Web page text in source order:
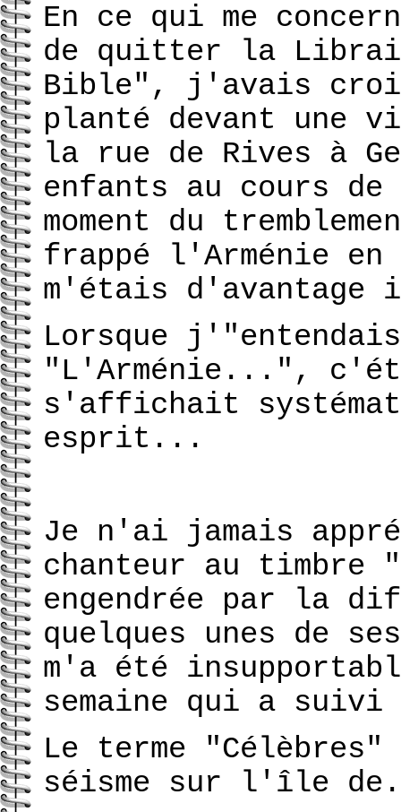
En ce qui me
de quitter la
Bible", j'avais
planté devant une
la rue de Rives à
enfants au cours
moment du
frappé l'Arménie en
m'étais
Lorsque
"L'Arménie...",
s'affichait
esprit...
Je n'ai jamais
chanteur au timbre
engendrée par la
quelques unes de
m'a été
semaine qui a suivi
Le terme
séisme sur l'île